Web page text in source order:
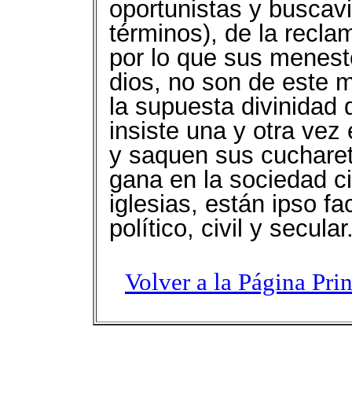
oportunistas y
términos), de la
por lo que sus
dios, no son de este
la supuesta
insiste una y otra vez
y saquen sus
gana en la sociedad
iglesias, están ipso
político, civil y
Volver a la Página